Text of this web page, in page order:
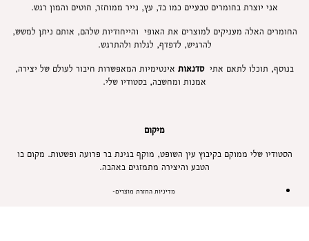
אני יוצרת בחומרים טבעיים כמו בד, עץ, נייר ממוחזר, חוטים והמון רגש.
החומרים האלה מעניקים למוצרים את האופי והייחודיות שלהם, אותם ניתן למשש,
להרגיש, לדפדף, לגלות ולהתרגש.
בנוסף, תוכלו לתאם אתיסדנאות אינטימיות המאפשרות חיבור לעולם של יצירה,
אמנות ומחשבה, בסטודיו שלי.
מיקום
הסטודיו שלי ממוקם בקיבוץ עין השופט, מוקף בגינת בר פרועה ופשטות. מקום בו
הטבע והיצירה מתמזגים באהבה.
מדיניות החזרת מוצרים-